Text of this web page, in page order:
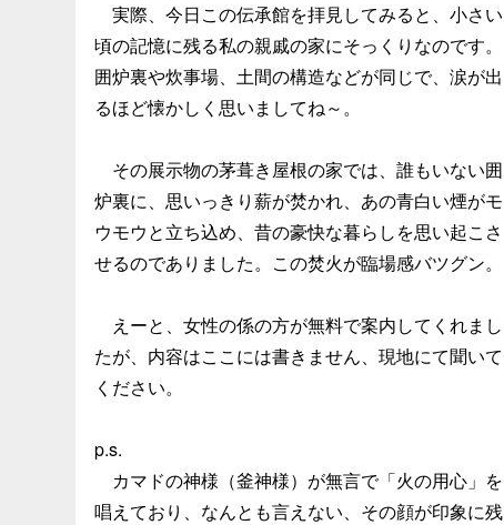
実際、今日この伝承館を拝見してみると、小さい
頃の記憶に残る私の親戚の家にそっくりなのです。
囲炉裏や炊事場、土間の構造などが同じで、涙が出
るほど懐かしく思いましてね～。
その展示物の茅葺き屋根の家では、誰もいない囲
炉裏に、思いっきり薪が焚かれ、あの青白い煙がモ
ウモウと立ち込め、昔の豪快な暮らしを思い起こさ
せるのでありました。この焚火が臨場感バツグン。
えーと、女性の係の方が無料で案内してくれまし
たが、内容はここには書きません、現地にて聞いて
ください。
p.s.
カマドの神様（釜神様）が無言で「火の用心」を
唱えており、なんとも言えない、その顔が印象に残